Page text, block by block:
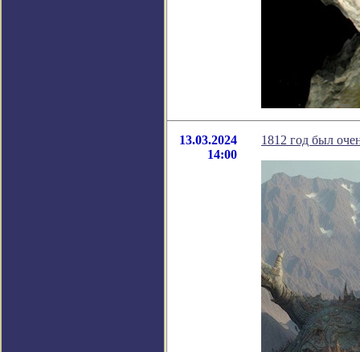
13.03.2024
14:00
1812 год был